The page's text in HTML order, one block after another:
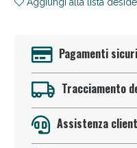
Pagamenti sicuri
Tracciamento
Assistenza
Anticellulite e